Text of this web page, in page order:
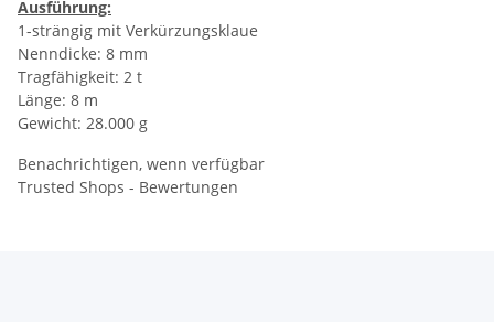
Ausführung:
1-strängig mit Verkürzungsklaue
Nenndicke: 8 mm
Tragfähigkeit: 2 t
Länge: 8 m
Gewicht: 28.000 g
Benachrichtigen, wenn verfügbar
Trusted Shops - Bewertungen